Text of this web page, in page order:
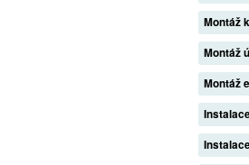
Montáž
Montáž
Montáž